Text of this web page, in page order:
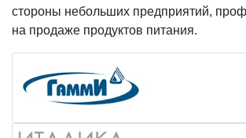
стороны небольших предприятий,
на продаже продуктов питания.